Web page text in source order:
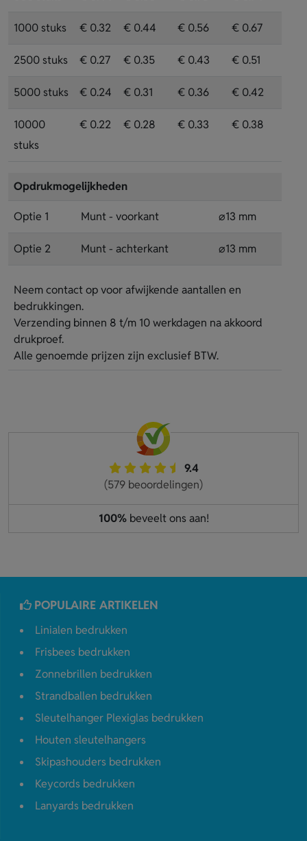
1000 stuks € 0.32 € 0.44 € 0.56 € 0.67
2500 stuks € 0.27 € 0.35 € 0.43 € 0.51
5000 stuks € 0.24 € 0.31 € 0.36 € 0.42
10000
stuks
€ 0.22 € 0.28 € 0.33 € 0.38
Opdrukmogelijkheden
Optie 1 Munt - voorkant ⌀13 mm
Optie 2 Munt - achterkant ⌀13 mm
Neem contact op voor afwijkende aantallen en
bedrukkingen.
Verzending binnen 8 t/m 10 werkdagen na akkoord
drukproef.
Alle genoemde prijzen zijn exclusief BTW.
9.4
(579 beoordelingen)
100%beveelt ons aan!
POPULAIRE ARTIKELEN
Linialen bedrukken
Frisbees bedrukken
Zonnebrillen bedrukken
Strandballen bedrukken
Sleutelhanger Plexiglas bedrukken
Houten sleutelhangers
Skipashouders bedrukken
Keycords bedrukken
Lanyards bedrukken